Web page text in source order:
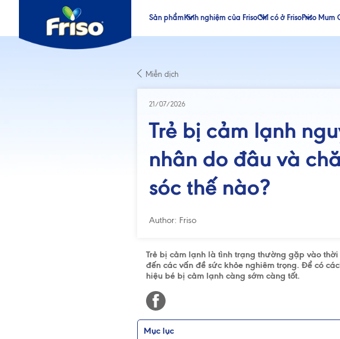
Sản phẩm
®
Kinh nghiệm của FrisoChỉ có ở FrisoFriso Mum
Miễn dịch
21/07/2026
Trẻ bị cảm lạnh
nhân do đâu và
sóc thế nào?
Author: Friso
Trẻ bị cảm lạnh là tình trạng thường gặp vào
đến các vấn đề sức khỏe nghiêm trọng. Để có
hiệu bé bị cảm lạnh càng sớm càng tốt.
Mục lục